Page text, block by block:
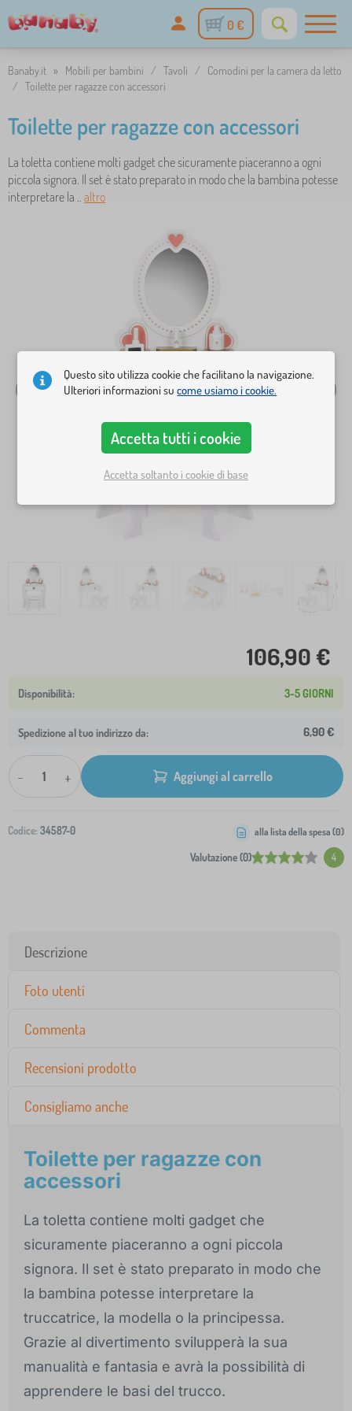
0 €
Banaby.it » Mobili per bambini / Tavoli /
Comodini per la camera da letto
/ Toilette per ragazze con accessori
Toilette per ragazze con accessori
La toletta contiene molti gadget che sicuramente piaceranno a ogni
piccola signora. Il set è stato preparato in modo che la bambina potesse
interpretare la .. altro
106,90 €
3-5 GIORNI
Spedizione al tuo indirizzo da: 6,90 €
- + Aggiungi al carrello
Codice: 34587-0
Valutazione (0) 4
alla lista della spesa (0)
Descrizione
Foto utenti
Commenta
Recensioni prodotto
Consigliamo anche
Toilette per ragazze con
accessori
La toletta contiene molti gadget che
sicuramente piaceranno a ogni piccola
signora. Il set è stato preparato in modo che
la bambina potesse interpretare la
truccatrice, la modella o la principessa.
Grazie al divertimento svilupperà la sua
manualità e fantasia e avrà la possibilità di
apprendere le basi del trucco.
Questo sito utilizza cookie che facilitano la navigazione.
Ulteriori informazioni sucome usiamo i cookie.
Accetta tutti i cookie
Accetta soltanto i cookie di base